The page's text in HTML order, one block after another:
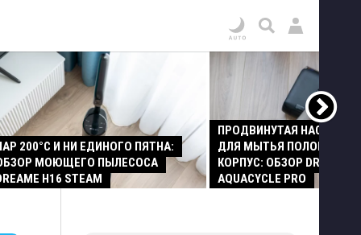
200°C И НИ ЕДИНОГО ПЯТНА:
МОЮЩЕГО ПЫЛЕСОСА
H16 STEAM
ПРОДВИНУТАЯ НАСАДКА
ДЛЯ МЫТЬЯ ПОЛОВ И
КОРПУС: ОБЗОР DREAME
AQUACYCLE PRO